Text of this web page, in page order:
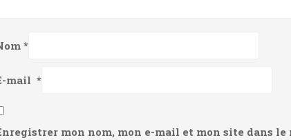
*
mail *
mon nom, mon e-mail et mon site dans